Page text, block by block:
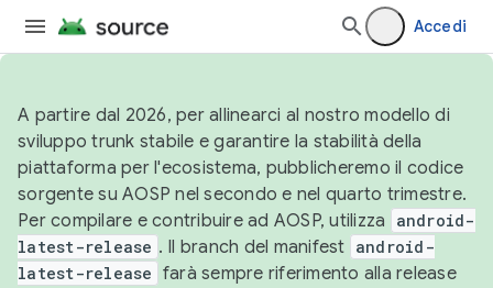
Accedi
A partire dal 2026, per allinearci al nostro modello di
sviluppo trunk stabile e garantire la stabilità della
piattaforma per l'ecosistema, pubblicheremo il codice
sorgente su AOSP nel secondo e nel quarto trimestre.
Per compilare e contribuire ad AOSP, utilizza
android-
latest-release . Il branch del manifest android-
latest-release farà sempre riferimento alla release